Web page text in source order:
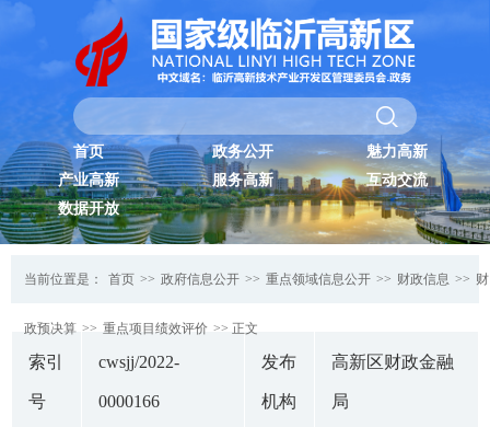
首页 政务公开
魅力高新
产业高新
服务高新
互动交流
数据开放
当前位置是： 首页 >> 政府信息公开 >> 重点领域信息公开 >> 财政信息 >> 财
政预决算 >> 重点项目绩效评价 >> 正文
索引
号
cwsjj/2022-
0000166
发布
机构
高新区财政金融
局